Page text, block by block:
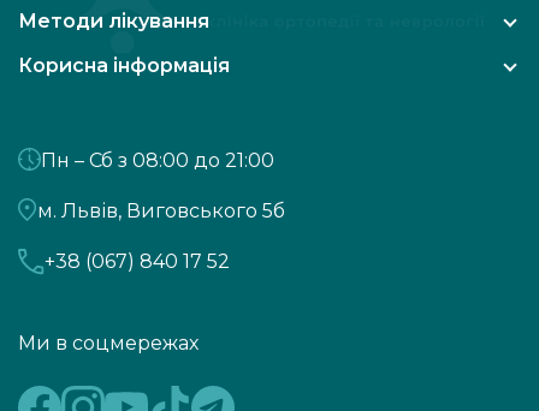
Корисна інформація
Методи лікування
Пн – Сб з 08:00 до 21:00
м. Львів, Виговського 5б
+38 (067) 840 17 52
Ми в соцмережах